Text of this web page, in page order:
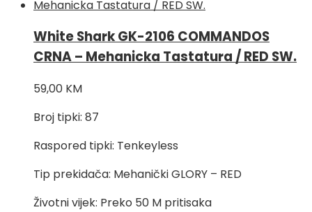
White Shark GK-2106 COMMANDOS
CRNA – Mehanicka Tastatura / RED SW.
59,00 KM
Broj tipki: 87
Raspored tipki: Tenkeyless
Tip prekidača: Mehanički GLORY – RED
Životni vijek: Preko 50 M pritisaka